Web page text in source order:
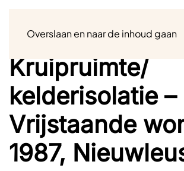
Overslaan en naar de inhoud gaan
Kruipruimte/
kelderisolatie –
Vrijstaande
1987,